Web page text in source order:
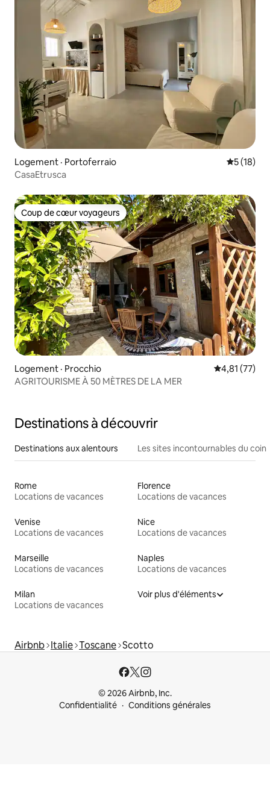
Logement · Portoferraio Note
5 (18)
CasaEtrusca
Coup de cœur voyageurs
Coup de cœur voyageurs
Logement · Procchio Note
4,81 (77)
AGRITOURISME À 50 MÈTRES DE LA MER
Destinations à découvrir
Destinations aux alentours Les sites incontournables du coin
Rome
Locations de vacances
Florence
Locations de vacances
Venise
Locations de vacances
Nice
Locations de vacances
Marseille
Locations de vacances
Naples
Locations de vacances
Milan
Locations de vacances
Voir plus d'éléments
Airbnb Italie Toscane Scotto
© 2026 Airbnb, Inc.
Confidentialité
Conditions générales